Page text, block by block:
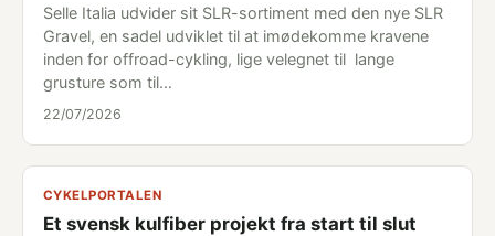
Selle Italia udvider sit SLR-sortiment med den nye SLR
Gravel, en sadel udviklet til at imødekomme kravene
inden for offroad-cykling, lige velegnet til lange
grusture som til…
22/07/2026
CYKELPORTALEN
Et svensk kulfiber projekt fra start til slut